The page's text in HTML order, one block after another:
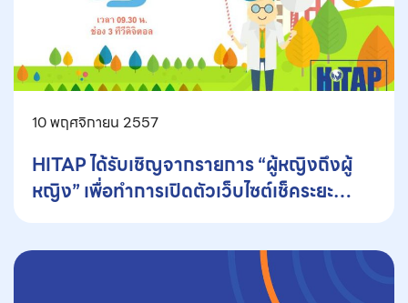
10 พฤศจิกายน 2557
HITAP ได้รับเชิญจากรายการ “ผู้หญิงถึงผู้
หญิง” เพื่อทำการเปิดตัวเว็บไซต์เช็คระยะ
www.mycheckup.in.th